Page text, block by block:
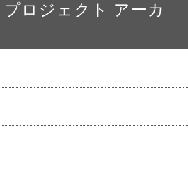
ロジェクト アーカ